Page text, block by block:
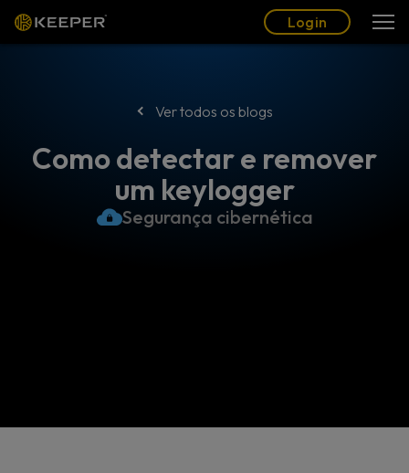
Login
Ver todos os blogs
Como detectar e remover
um keylogger
Segurança cibernética